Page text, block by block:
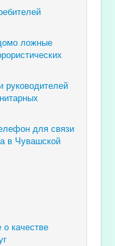
ложные
руководителей
для связи
в Чувашской
качестве